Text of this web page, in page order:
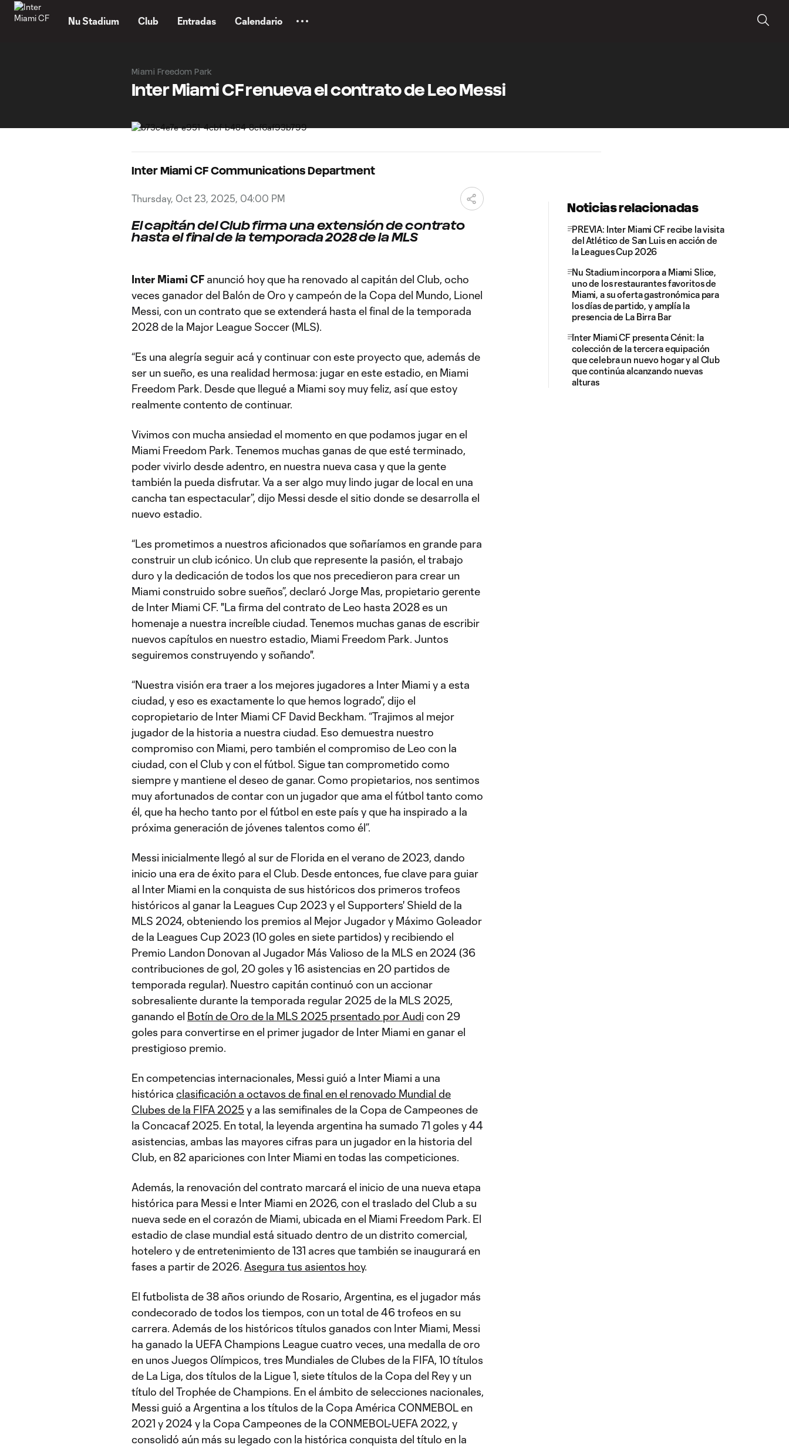
Nu Stadium Club Entradas Calendario
Miami Freedom Park
Inter Miami CF renueva el contrato de Leo Messi
Inter Miami CF Communications Department
Thursday, Oct 23, 2025, 04:00 PM
El capitán del Club firma una extensión de contrato
hasta el final de la temporada 2028 de la MLS
Inter Miami CF anunció hoy que ha renovado al capitán del Club, ocho
veces ganador del Balón de Oro y campeón de la Copa del Mundo, Lionel
Messi, con un contrato que se extenderá hasta el final de la temporada
2028 de la Major League Soccer (MLS).
“Es una alegría seguir acá y continuar con este proyecto que, además de
ser un sueño, es una realidad hermosa: jugar en este estadio, en Miami
Freedom Park. Desde que llegué a Miami soy muy feliz, así que estoy
realmente contento de continuar.
Vivimos con mucha ansiedad el momento en que podamos jugar en el
Miami Freedom Park. Tenemos muchas ganas de que esté terminado,
poder vivirlo desde adentro, en nuestra nueva casa y que la gente
también la pueda disfrutar. Va a ser algo muy lindo jugar de local en una
cancha tan espectacular”, dijo Messi desde el sitio donde se desarrolla el
nuevo estadio.
“Les prometimos a nuestros aficionados que soñaríamos en grande para
construir un club icónico. Un club que represente la pasión, el trabajo
duro y la dedicación de todos los que nos precedieron para crear un
Miami construido sobre sueños”, declaró Jorge Mas, propietario gerente
de Inter Miami CF. "La firma del contrato de Leo hasta 2028 es un
homenaje a nuestra increíble ciudad. Tenemos muchas ganas de escribir
nuevos capítulos en nuestro estadio, Miami Freedom Park. Juntos
seguiremos construyendo y soñando".
“Nuestra visión era traer a los mejores jugadores a Inter Miami y a esta
ciudad, y eso es exactamente lo que hemos logrado”, dijo el
copropietario de Inter Miami CF David Beckham. “Trajimos al mejor
jugador de la historia a nuestra ciudad. Eso demuestra nuestro
compromiso con Miami, pero también el compromiso de Leo con la
ciudad, con el Club y con el fútbol. Sigue tan comprometido como
siempre y mantiene el deseo de ganar. Como propietarios, nos sentimos
muy afortunados de contar con un jugador que ama el fútbol tanto como
él, que ha hecho tanto por el fútbol en este país y que ha inspirado a la
próxima generación de jóvenes talentos como él”.
Messi inicialmente llegó al sur de Florida en el verano de 2023, dando
inicio una era de éxito para el Club. Desde entonces, fue clave para guiar
al Inter Miami en la conquista de sus históricos dos primeros trofeos
históricos al ganar la Leagues Cup 2023 y el Supporters' Shield de la
MLS 2024, obteniendo los premios al Mejor Jugador y Máximo Goleador
de la Leagues Cup 2023 (10 goles en siete partidos) y recibiendo el
Premio Landon Donovan al Jugador Más Valioso de la MLS en 2024 (36
contribuciones de gol, 20 goles y 16 asistencias en 20 partidos de
temporada regular). Nuestro capitán continuó con un accionar
sobresaliente durante la temporada regular 2025 de la MLS 2025,
ganando el Botín de Oro de la MLS 2025 prsentado por Audi con 29
goles para convertirse en el primer jugador de Inter Miami en ganar el
prestigioso premio.
En competencias internacionales, Messi guió a Inter Miami a una
histórica clasificación a octavos de final en el renovado Mundial de
Clubes de la FIFA 2025y a las semifinales de la Copa de Campeones de
la Concacaf 2025. En total, la leyenda argentina ha sumado 71 goles y 44
asistencias, ambas las mayores cifras para un jugador en la historia del
Club, en 82 apariciones con Inter Miami en todas las competiciones.
Además, la renovación del contrato marcará el inicio de una nueva etapa
histórica para Messi e Inter Miami en 2026, con el traslado del Club a su
nueva sede en el corazón de Miami, ubicada en el Miami Freedom Park. El
estadio de clase mundial está situado dentro de un distrito comercial,
hotelero y de entretenimiento de 131 acres que también se inaugurará en
fases a partir de 2026. Asegura tus asientos hoy.
El futbolista de 38 años oriundo de Rosario, Argentina, es el jugador más
condecorado de todos los tiempos, con un total de 46 trofeos en su
carrera. Además de los históricos títulos ganados con Inter Miami, Messi
ha ganado la UEFA Champions League cuatro veces, una medalla de oro
en unos Juegos Olímpicos, tres Mundiales de Clubes de la FIFA, 10 títulos
de La Liga, dos títulos de la Ligue 1, siete títulos de la Copa del Rey y un
título del Trophée de Champions. En el ámbito de selecciones nacionales,
Messi guió a Argentina a los títulos de la Copa América CONMEBOL en
2021 y 2024 y la Copa Campeones de la CONMEBOL-UEFA 2022, y
consolidó aún más su legado con la histórica conquista del título en la
Noticias relacionadas
PREVIA: Inter Miami CF recibe la visita
del Atlético de San Luis en acción de
la Leagues Cup 2026
Nu Stadium incorpora a Miami Slice,
uno de los restaurantes favoritos de
Miami, a su oferta gastronómica para
los días de partido, y amplía la
presencia de La Birra Bar
Inter Miami CF presenta Cénit: la
colección de la tercera equipación
que celebra un nuevo hogar y al Club
que continúa alcanzando nuevas
alturas